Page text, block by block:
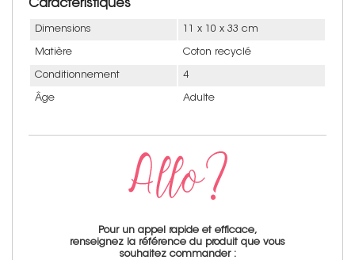
Caractéristiques
Dimensions 11 x 10 x 33 cm
Matière Coton recyclé
Conditionnement 4
Âge Adulte
Pour un appel rapide et efficace,
renseignez la référence du produit que vous
souhaitez commander :